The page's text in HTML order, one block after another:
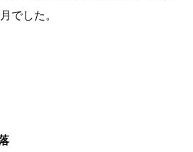
でした。